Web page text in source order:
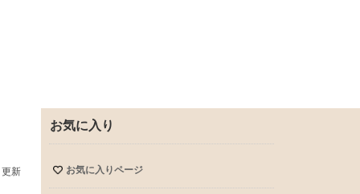
新
お気に入り
お気に入りページ